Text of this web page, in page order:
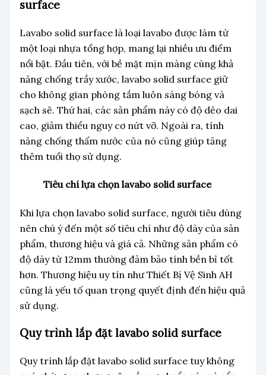
surface
Lavabo solid surface là loại lavabo được làm từ
một loại nhựa tổng hợp, mang lại nhiều ưu điểm
nổi bật. Đầu tiên, với bề mặt mịn màng cùng khả
năng chống trầy xước, lavabo solid surface giữ
cho không gian phòng tắm luôn sáng bóng và
sạch sẽ. Thứ hai, các sản phẩm này có độ dẻo dai
cao, giảm thiểu nguy cơ nứt vỡ. Ngoài ra, tính
năng chống thấm nước của nó cũng giúp tăng
thêm tuổi thọ sử dụng.
Tiêu chí lựa chọn lavabo solid surface
Khi lựa chọn lavabo solid surface, người tiêu dùng
nên chú ý đến một số tiêu chí như độ dày của sản
phẩm, thương hiệu và giá cả. Những sản phẩm có
độ dày từ 12mm thường đảm bảo tính bền bỉ tốt
hơn. Thương hiệu uy tín như Thiết Bị Vệ Sinh AH
cũng là yếu tố quan trọng quyết định đến hiệu quả
sử dụng.
Quy trình lắp đặt lavabo solid surface
Quy trình lắp đặt lavabo solid surface tuy không